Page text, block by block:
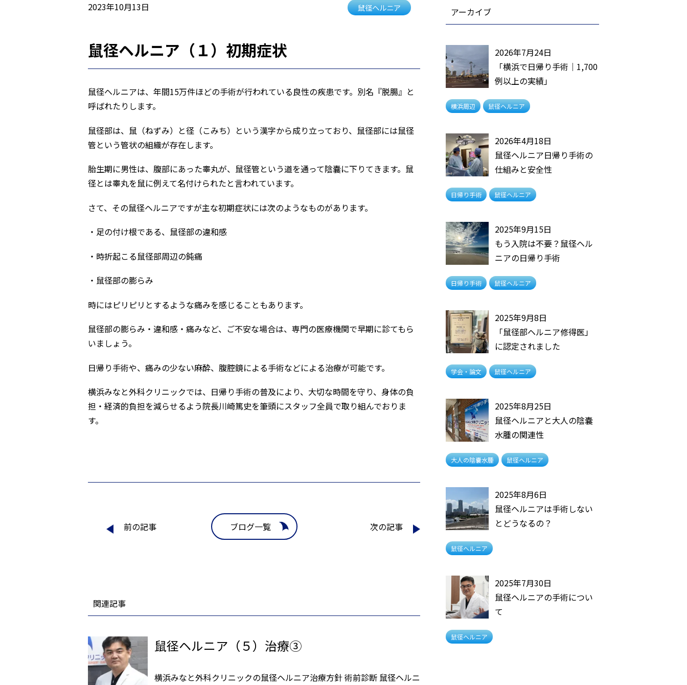
2023年10月13日 鼠径ヘルニア
鼠径ヘルニア（１）初期症状
鼠径ヘルニアは、年間15万件ほどの手術が行われている良性の疾患です。別名『脱腸』と
呼ばれたりします。
鼠径部は、鼠（ねずみ）と径（こみち）という漢字から成り立っており、鼠径部には鼠径
管という管状の組織が存在します。
胎生期に男性は、腹部にあった睾丸が、鼠径管という道を通って陰嚢に下りてきます。鼠
径とは睾丸を鼠に例えて名付けられたと言われています。
さて、その鼠径ヘルニアですが主な初期症状には次のようなものがあります。
・足の付け根である、鼠径部の違和感
・時折起こる鼠径部周辺の鈍痛
・鼠径部の膨らみ
時にはピリピリとするような痛みを感じることもあります。
鼠径部の膨らみ・違和感・痛みなど、ご不安な場合は、専門の医療機関で早期に診てもら
いましょう。
日帰り手術や、痛みの少ない麻酔、腹腔鏡による手術などによる治療が可能です。
横浜みなと外科クリニックでは、日帰り手術の普及により、大切な時間を守り、身体の負
担・経済的負担を減らせるよう院長川崎篤史を筆頭にスタッフ全員で取り組んでおりま
す。
前の記事 ブログ一覧 次の記事
関連記事
鼠径ヘルニア（５）治療③
横浜みなと外科クリニックの鼠径ヘルニア治療方針 術前診断 鼠径ヘルニ
アーカイブ
2026年7月24日
「横浜で日帰り手術｜1,700
例以上の実績」
横浜周辺 鼠径ヘルニア
2026年4月18日
鼠径ヘルニア日帰り手術の
仕組みと安全性
日帰り手術 鼠径ヘルニア
2025年9月15日
もう入院は不要？鼠径ヘル
ニアの日帰り手術
日帰り手術 鼠径ヘルニア
2025年9月8日
「鼠径部ヘルニア修得医」
に認定されました
学会・論文 鼠径ヘルニア
2025年8月25日
鼠径ヘルニアと大人の陰嚢
水腫の関連性
大人の陰嚢水腫 鼠径ヘルニア
2025年8月6日
鼠径ヘルニアは手術しない
とどうなるの？
鼠径ヘルニア
2025年7月30日
鼠径ヘルニアの手術につい
て
鼠径ヘルニア